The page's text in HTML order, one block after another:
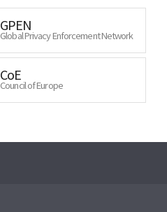
GPEN
Global Privacy Enforcement Network
CoE
Council of Europe